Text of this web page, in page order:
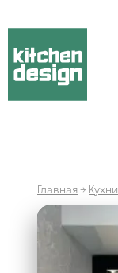
Главная→ Кухни